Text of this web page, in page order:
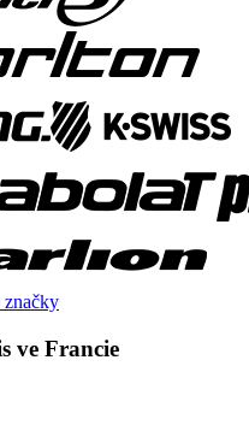
značky
ve Francie